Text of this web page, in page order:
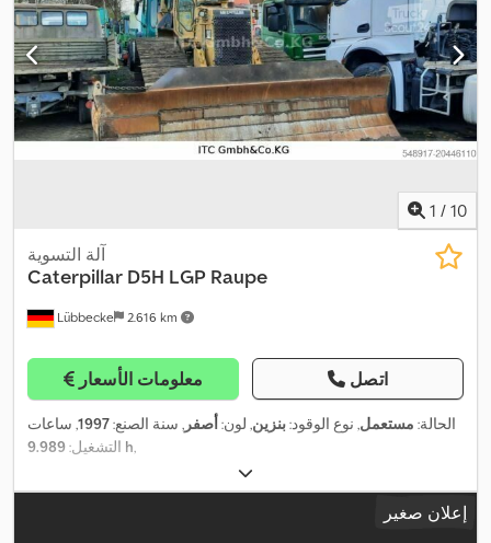
1 / 10
Lübbecke 2.616 km
آلة التسوية
Caterpillar D5H LGP Raupe
معلومات الأسعار اتصل
الحالة: مستعمل, نوع الوقود:بنزين, لون:أصفر , سنة الصنع:1997, ساعات
التشغيل: 9.989 h,
إعلان صغير